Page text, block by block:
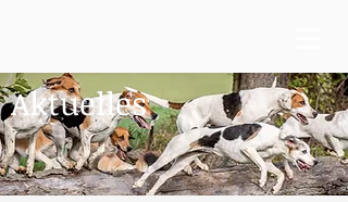
Aktuelles